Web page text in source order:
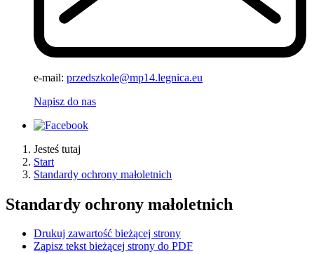
e-mail: przedszkole@mp14.legnica.eu
Napisz do nas
Jesteś tutaj
Start
Standardy ochrony małoletnich
Standardy ochrony małoletnich
Drukuj zawartość bieżącej strony
Zapisz tekst bieżącej strony do PDF